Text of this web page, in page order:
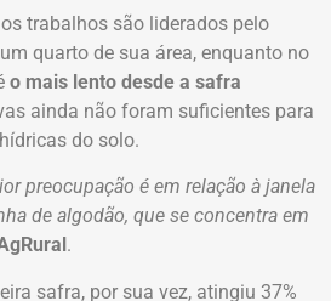
trabalhos são liderados pelo
quarto de sua área, enquanto no
o mais lento desde a safra
ainda não foram suficientes para
do solo.
preocupação é em relação à janela
de algodão, que se concentra em
.
safra, por sua vez, atingiu 37%